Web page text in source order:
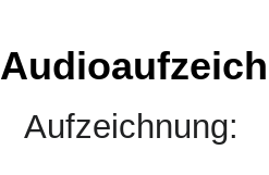
Aufzeichnung: